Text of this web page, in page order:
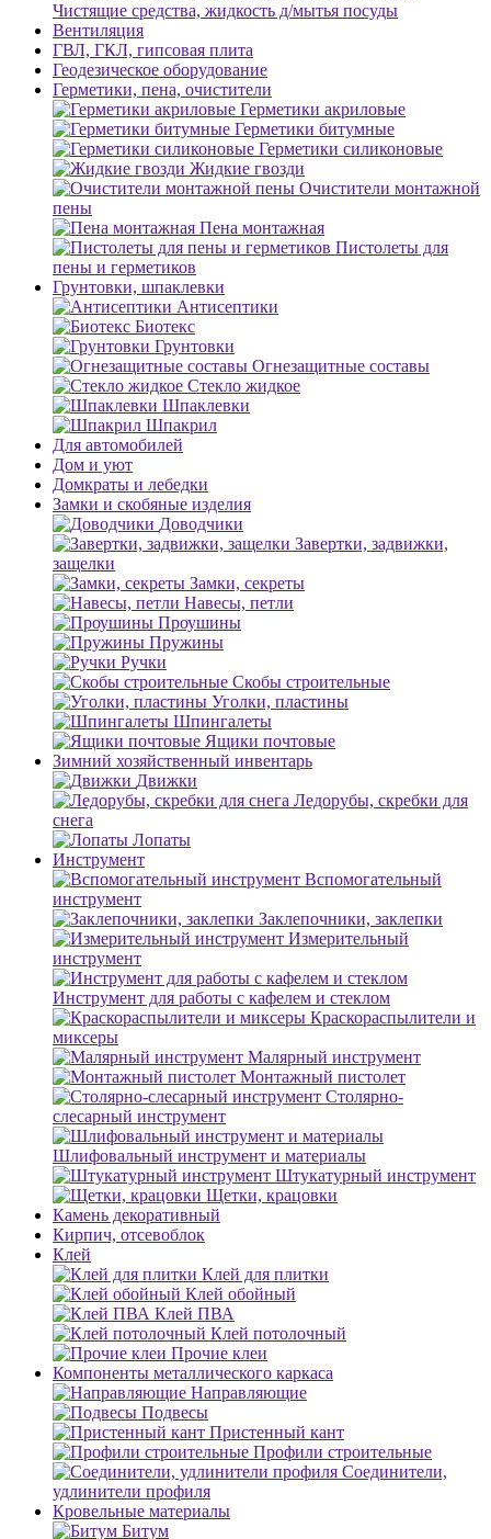
Чистящие средства, жидкость д/мытья посуды
Вентиляция
ГВЛ, ГКЛ, гипсовая плита
Геодезическое оборудование
Герметики, пена, очистители
Герметики акриловые
Герметики битумные
Герметики силиконовые
Жидкие гвозди
Очистители монтажной
пены
Пена монтажная
Пистолеты для
пены и герметиков
Грунтовки, шпаклевки
Антисептики
Биотекс
Грунтовки
Огнезащитные составы
Стекло жидкое
Шпаклевки
Шпакрил
Для автомобилей
Дом и уют
Домкраты и лебедки
Замки и скобяные изделия
Доводчики
Завертки, задвижки,
защелки
Замки, секреты
Навесы, петли
Проушины
Пружины
Ручки
Скобы строительные
Уголки, пластины
Шпингалеты
Ящики почтовые
Зимний хозяйственный инвентарь
Движки
Ледорубы, скребки для
снега
Лопаты
Инструмент
Вспомогательный
инструмент
Заклепочники, заклепки
Измерительный
инструмент
Инструмент для работы с кафелем и стеклом
Краскораспылители и
миксеры
Малярный инструмент
Монтажный пистолет
Столярно-
слесарный инструмент
Шлифовальный инструмент и материалы
Штукатурный инструмент
Щетки, крацовки
Камень декоративный
Кирпич, отсевоблок
Клей
Клей для плитки
Клей обойный
Клей ПВА
Клей потолочный
Прочие клеи
Компоненты металлического каркаса
Направляющие
Подвесы
Пристенный кант
Профили строительные
Соединители,
удлинители профиля
Кровельные материалы
Битум